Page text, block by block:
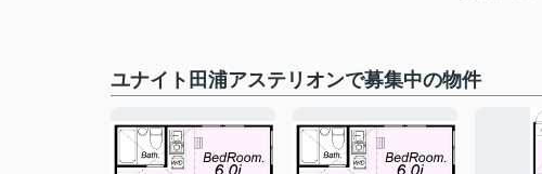
ユナイト田浦アステリオンで募集中の物件